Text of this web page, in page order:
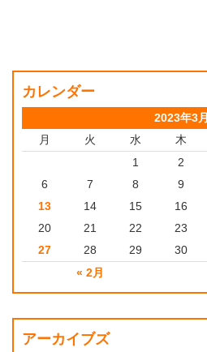
カレンダー
2023年3月
月
火 水 木
« 2月
1 2
6
7 8 9
13
14 15 16
20
21 22 23
27
28 29 30
アーカイブズ